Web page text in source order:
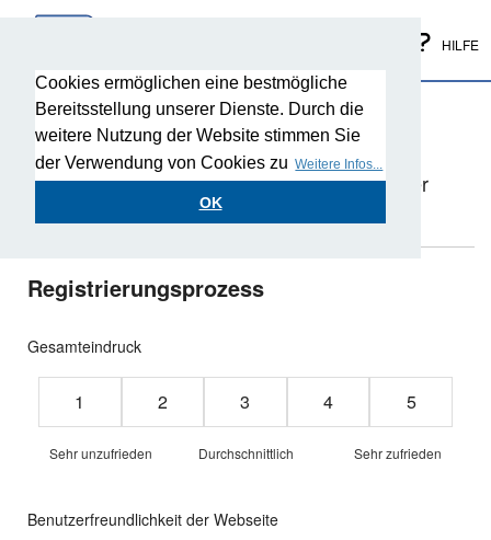
Cookies ermöglichen eine bestmögliche
Bereitsstellung unserer Dienste. Durch die
weitere Nutzung der Website stimmen Sie
der Verwendung von Cookies zu Weitere Infos...
OK
HILFE
Ihre Meinung ist uns wichtig!
Vielen Dank für Ihre Registrierung. Über ein
Feedback in Bezug auf die Registrierung oder
unsere Servicequalität würden wir uns sehr
freuen.
Registrierungsprozess
Gesamteindruck
Rating from 1 to 5 stars
1 2 3 4 5
Sehr unzufrieden Durchschnittlich Sehr zufrieden
Benutzerfreundlichkeit der Webseite